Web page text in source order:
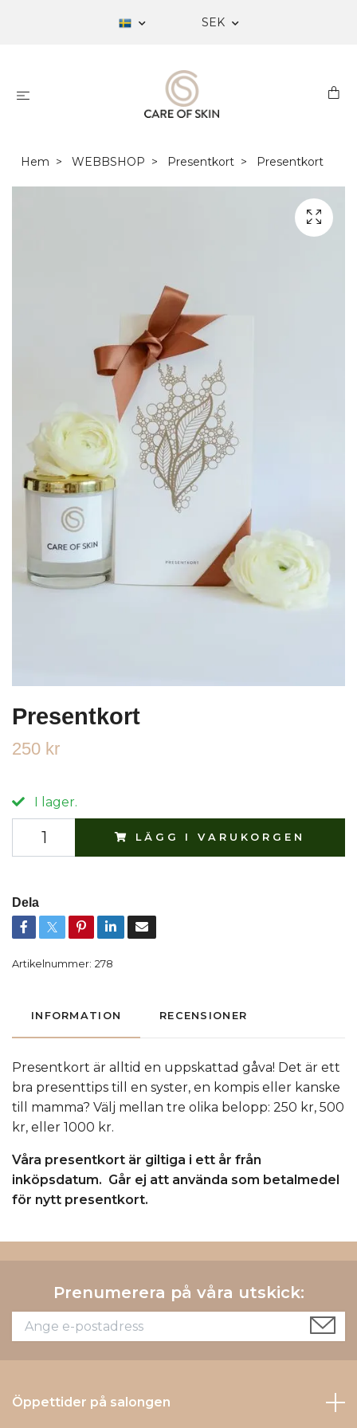
SEK
Hem WEBBSHOP Presentkort Presentkort
Presentkort
250 kr
I lager.
LÄGG I VARUKORGEN
Dela
Artikelnummer: 278
INFORMATION RECENSIONER
Presentkort är alltid en uppskattad gåva! Det är ett
bra presenttips till en syster, en kompis eller kanske
till mamma? Välj mellan tre olika belopp: 250 kr, 500
kr, eller 1000 kr.
Våra presentkort är giltiga i ett år från
inköpsdatum. Går ej att använda som betalmedel
för nytt presentkort.
Prenumerera på våra utskick:
Öppettider på salongen